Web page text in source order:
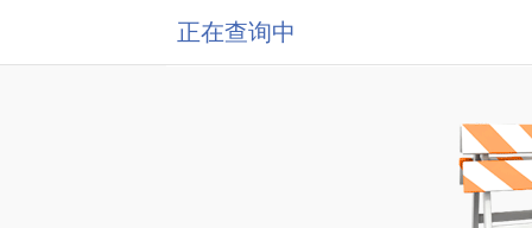
正在查询中